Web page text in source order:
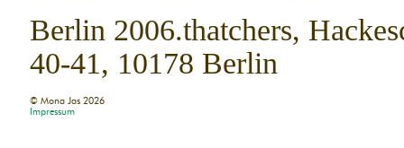
Berlin 2006.thatchers,
40-41, 10178 Berlin
© Mona Jas 2026
Impressum